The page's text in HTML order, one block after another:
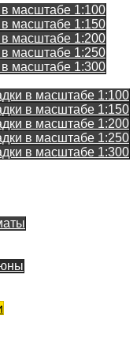
в масштабе 1:100
в масштабе 1:150
в масштабе 1:200
в масштабе 1:250
в масштабе 1:300
в масштабе 1:100
в масштабе 1:150
в масштабе 1:200
в масштабе 1:250
в масштабе 1:300